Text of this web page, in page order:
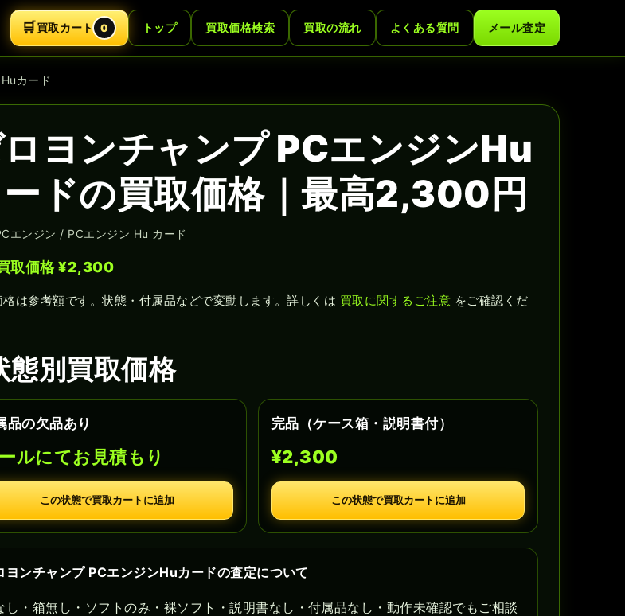
🛒買取カート 0 トップ 買取価格検索 買取の流れ よくある質問 メール査定
カード
ヨンチャンプ PCエンジンHu
ードの買取価格｜最高2,300円
エンジン / PCエンジン Hu カード
取価格 ¥2,300
格は参考額です。状態・付属品などで変動します。詳しくは 買取に関するご注意 をご確認くだ
態別買取価格
品の欠品あり
ルにてお見積もり
この状態で買取カートに追加
完品（ケース箱・説明書付）
¥2,300
この状態で買取カートに追加
ヨンチャンプ PCエンジンHuカードの査定について
し・箱無し・ソフトのみ・裸ソフト・説明書なし・付属品なし・動作未確認でもご相談